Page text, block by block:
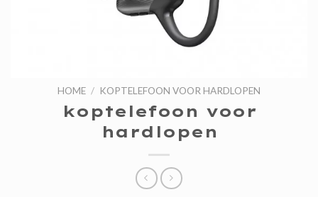
HOME / KOPTELEFOON VOOR HARDLOPEN
koptelefoon voor
hardlopen